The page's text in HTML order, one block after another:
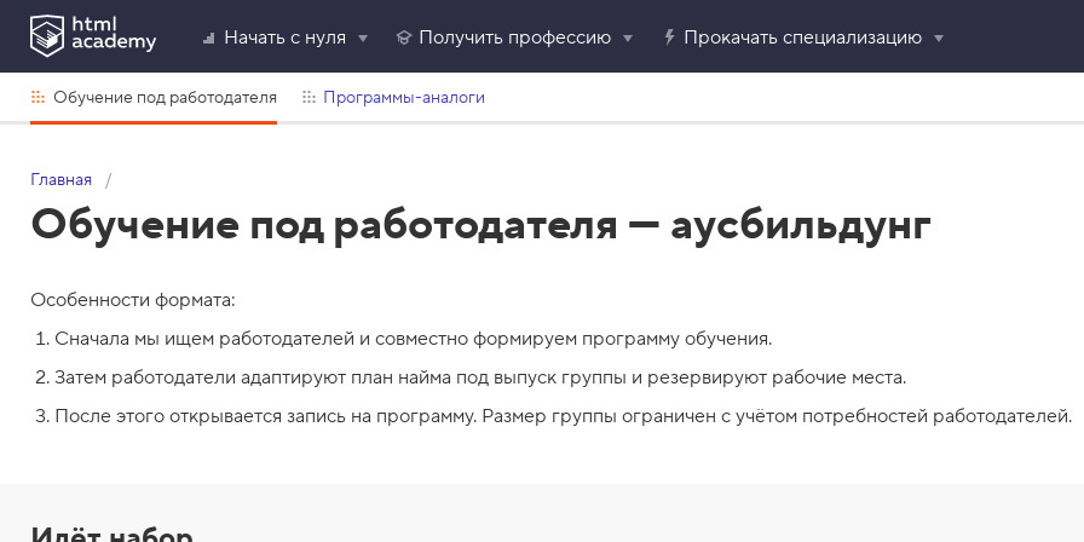
Начать с нуля Получить профессию Прокачать специализацию
Обучение под работодателя Программы-аналоги
Главная
Обучение под работодателя — аусбильдунг
Особенности формата:
Сначала мы ищем работодателей и совместно формируем программу обучения.
Затем работодатели адаптируют план найма под выпуск группы и резервируют рабочие места.
После этого открывается запись на программу. Размер группы ограничен с учётом потребностей работодателей.